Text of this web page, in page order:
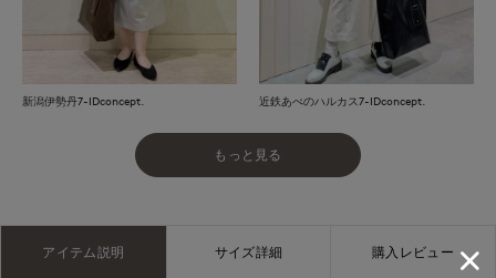
新潟伊勢丹7-IDconcept. 近鉄あべのハルカス7-IDconcept.
もっと見る
アイテム説明 サイズ詳細 購入レビュー